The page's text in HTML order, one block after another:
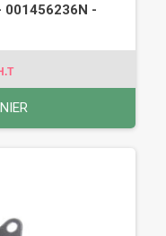
001456236N -